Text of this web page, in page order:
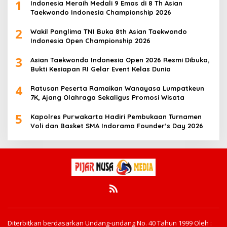
1
Indonesia Meraih Medali 9 Emas di 8 Th Asian
Taekwondo Indonesia Championship 2026
2
Wakil Panglima TNI Buka 8th Asian Taekwondo
Indonesia Open Championship 2026
3
Asian Taekwondo Indonesia Open 2026 Resmi Dibuka,
Bukti Kesiapan RI Gelar Event Kelas Dunia
4
Ratusan Peserta Ramaikan Wanayasa Lumpatkeun
7K, Ajang Olahraga Sekaligus Promosi Wisata
5
Kapolres Purwakarta Hadiri Pembukaan Turnamen
Voli dan Basket SMA Indorama Founder’s Day 2026
Diterbitkan berdasarkan Undang-undang No. 40 Tahun 1999 Oleh :